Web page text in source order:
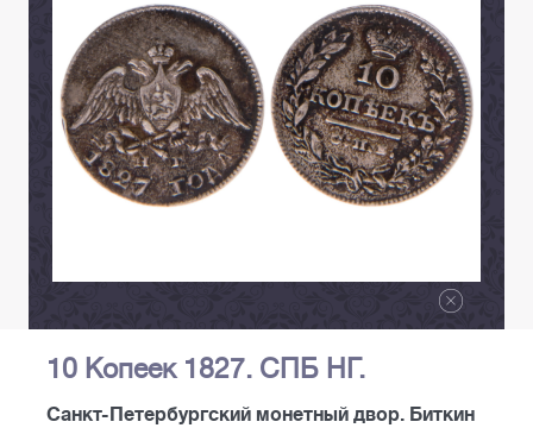
10 Копеек 1827. СПБ НГ.
Санкт-Петербургский монетный двор. Биткин